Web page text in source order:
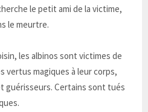
le petit ami de la victime,
le meurtre.
les albinos sont victimes de
magiques à leur corps,
guérisseurs. Certains sont tués